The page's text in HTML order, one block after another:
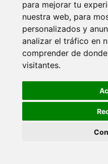
para mejorar tu
nuestra web, para
personalizados y
analizar el tráfico en
comprender de
visitantes.
29006 Málaga
© Copyright 2023-2026.
Política de